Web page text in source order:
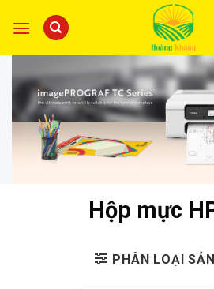
Hộp mực
PHÂN LOẠI